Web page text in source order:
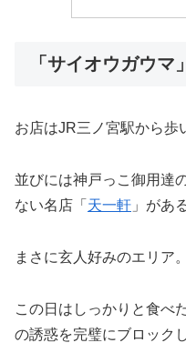
「サイオウガウマ
お店はJR三ノ宮駅から歩
並びには神戸っこ御用達
ない名店「 天一軒 」があ
まさに玄人好みのエリア。
この日はしっかりと食べ
の誘惑を完璧にブロック